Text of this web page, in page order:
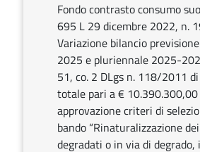
Fondo contrasto consumo
695 L 29 dicembre 2022, n.
Variazione bilancio
2025 e pluriennale 2025-
51, co. 2 DLgs n. 118/2011
totale pari a €
approvazione criteri di
bando “Rinaturalizzazione
degradati o in via di